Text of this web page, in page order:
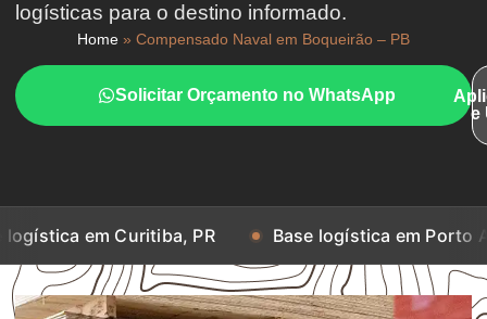
logísticas para o destino informado.
Home » Compensado Naval em Boqueirão – PB
Solicitar Orçamento no WhatsApp
e
Curitiba, PR Base logística em Porto Alegre, RS